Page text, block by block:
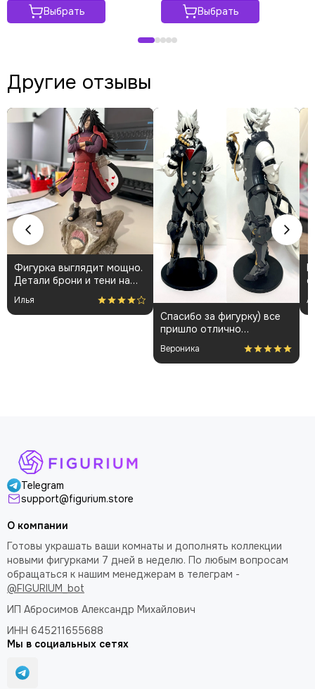
Выбрать Выбрать
Другие отзывы
Фигурка выглядит мощно.
Детали брони и тени на
плаще проработаны
аккуратно. Пришла быстро
и без повреждений.
Илья
Спасибо за фигурку) все
пришло отлично
упакованным. Отдельная
благодарность за
покраску модели.
Вероника
Telegram
support@figurium.store
О компании
Готовы украшать ваши комнаты и дополнять коллекции
новыми фигурками 7 дней в неделю. По любым вопросам
обращаться к нашим менеджерам в телеграм -
@FIGURIUM_bot
ИП Абросимов Александр Михайлович
ИНН 645211655688
Мы в социальных сетях